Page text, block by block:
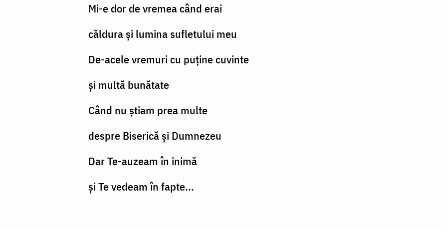
Mi-e dor de vremea când erai
căldura și lumina sufletului meu
De-acele vremuri cu puține cuvinte
și multă bunătate
Când nu știam prea multe
despre Biserică și Dumnezeu
Dar Te-auzeam în inimă
și Te vedeam în fapte...